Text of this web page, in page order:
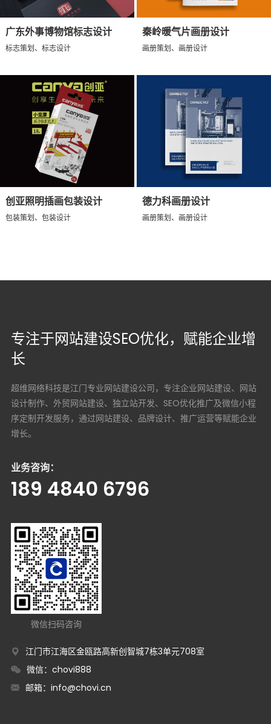
广东外事博物馆标志设计
标志策划、标志设计
秦岭暖气片画册设计
画册策划、画册设计
创亚照明插画包装设计
包装策划、包装设计
德力科画册设计
画册策划、画册设计
专注于网站建设SEO优化，赋能企业增
长
超维网络科技是江门专业网站建设公司，专注企业网站建设、网站
设计制作、外贸网站建设、独立站开发、SEO优化推广及微信小程
序定制开发服务，通过网站建设、品牌设计、推广运营等赋能企业
增长。
业务咨询：
189 4840 6796
微信扫码咨询
江门市江海区金瓯路高新创智城7栋3单元708室
微信：chovi888
邮箱： info@chovi.cn